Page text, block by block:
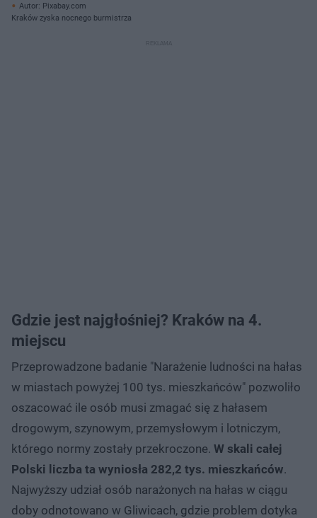
Autor: Pixabay.com
Kraków zyska nocnego burmistrza
Gdzie jest najgłośniej? Kraków na 4.
miejscu
Przeprowadzone badanie "Narażenie ludności na hałas
w miastach powyżej 100 tys. mieszkańców" pozwoliło
oszacować ile osób musi zmagać się z hałasem
drogowym, szynowym, przemysłowym i lotniczym,
którego normy zostały przekroczone. W skali całej
Polski liczba ta wyniosła 282,2 tys. mieszkańców.
Najwyższy udział osób narażonych na hałas w ciągu
doby odnotowano w Gliwicach, gdzie problem dotyka